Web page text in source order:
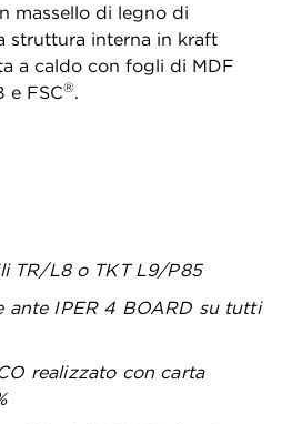
massello di legno di
struttura interna in kraft
a caldo con fogli di MDF
e FSC®.
TR/L8 o TKT L9/P85
ante IPER 4 BOARD su tutti
realizzato con carta